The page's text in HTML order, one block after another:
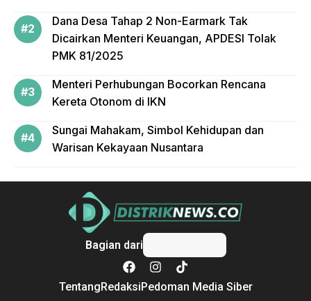
Dana Desa Tahap 2 Non-Earmark Tak
Dicairkan Menteri Keuangan, APDESI Tolak
PMK 81/2025
Menteri Perhubungan Bocorkan Rencana
Kereta Otonom di IKN
Sungai Mahakam, Simbol Kehidupan dan
Warisan Kekayaan Nusantara
Bagian dari
TentangRedaksiPedoman Media Siber